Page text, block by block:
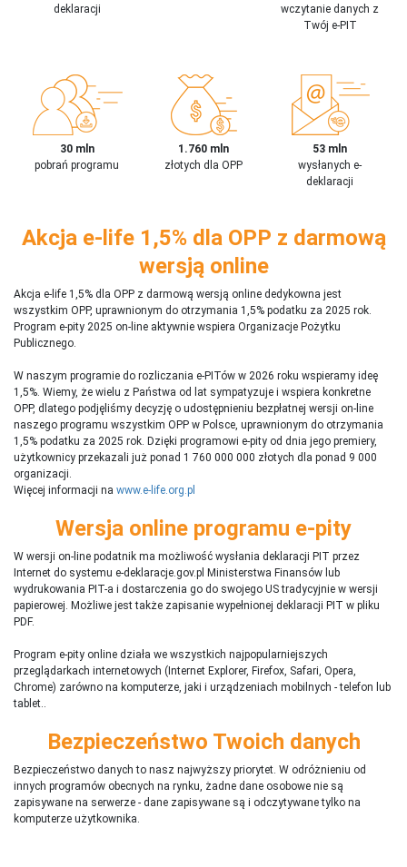
deklaracji
wczytanie danych z
Twój e-PIT
30 mln
pobrań programu
1.760 mln
złotych dla OPP
53 mln
wysłanych e-
deklaracji
Akcja e-life 1,5% dla OPP z darmową
wersją online
Akcja e-life 1,5% dla OPP z darmową wersją online dedykowna jest
wszystkim OPP, uprawnionym do otrzymania 1,5% podatku za 2025 rok.
Program e-pity 2025 on-line aktywnie wspiera Organizacje Pożytku
Publicznego.
W naszym programie do rozliczania e-PITów w 2026 roku wspieramy ideę
1,5%. Wiemy, że wielu z Państwa od lat sympatyzuje i wspiera konkretne
OPP, dlatego podjęliśmy decyzję o udostępnieniu bezpłatnej wersji on-line
naszego programu wszystkim OPP w Polsce, uprawnionym do otrzymania
1,5% podatku za 2025 rok. Dzięki programowi e-pity od dnia jego premiery,
użytkownicy przekazali już ponad 1 760 000 000 złotych dla ponad 9 000
organizacji.
Więcej informacji na www.e-life.org.pl
Wersja online programu e-pity
W wersji on-line podatnik ma możliwość wysłania deklaracji PIT przez
Internet do systemu e-deklaracje.gov.pl Ministerstwa Finansów lub
wydrukowania PIT-a i dostarczenia go do swojego US tradycyjnie w wersji
papierowej. Możliwe jest także zapisanie wypełnionej deklaracji PIT w pliku
PDF.
Program e-pity online działa we wszystkich najpopularniejszych
przeglądarkach internetowych (Internet Explorer, Firefox, Safari, Opera,
Chrome) zarówno na komputerze, jaki i urządzeniach mobilnych - telefon lub
tablet..
Bezpieczeństwo Twoich danych
Bezpieczeństwo danych to nasz najwyższy priorytet. W odróżnieniu od
innych programów obecnych na rynku, żadne dane osobowe nie są
zapisywane na serwerze - dane zapisywane są i odczytywane tylko na
komputerze użytkownika.